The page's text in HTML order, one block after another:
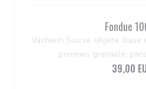
Fondue
Vacherin Suisse, légère, base
pommes grenaille,
39,00